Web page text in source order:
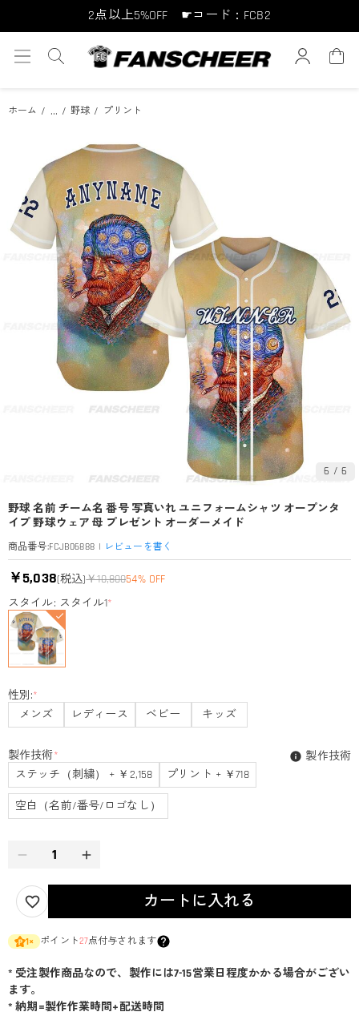
2点以上5%OFF ☛コード：FCB2
10点以上10%OFF ☛コード：FCB10
ホーム ... 野球 プリント
6 / 6
野球 名前 チーム名 番号 写真いれ ユニフォームシャツ オープンタ
イプ 野球ウェア 母 プレゼント オーダーメイド
商品番号:FCJB06888 | レビューを書く
￥5,038(税込)￥10,80054% OFF
スタイル: スタイル1*
性別:*
メンズ
レディース ベビー キッズ
製作技術*
ステッチ（刺繍） + ￥2,158
プリント + ￥718
空白（名前/番号/ロゴなし）
製作技術
カートに入れる
1× ポイント27点付与されます
* 受注製作商品なので、製作には7-15営業日程度かかる場合がござい
ます。
* 納期=製作作業時間+配送時間